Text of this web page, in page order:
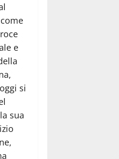
e
si
sua